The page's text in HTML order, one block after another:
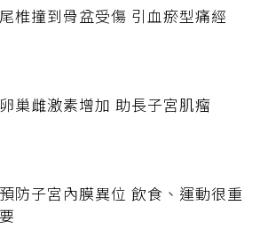
尾椎撞到骨盆受傷 引血瘀型痛經
卵巢雌激素增加 助長子宮肌瘤
預防子宮內膜異位 飲食、運動很重
要